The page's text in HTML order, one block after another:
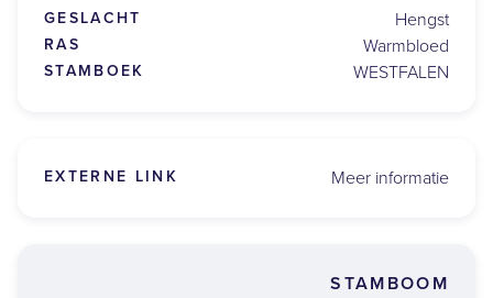
GESLACHT Hengst
RAS Warmbloed
STAMBOEK WESTFALEN
EXTERNE LINK Meer informatie
STAMBOOM